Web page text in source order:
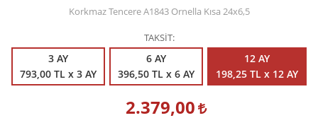
Korkmaz Tencere A1843 Ornella Kısa 24x6,5
TAKSİT
3 AY
793,00 TL x 3 AY
6 AY
396,50 TL x 6 AY
12 AY
198,25 TL x 12 AY
2.379,00